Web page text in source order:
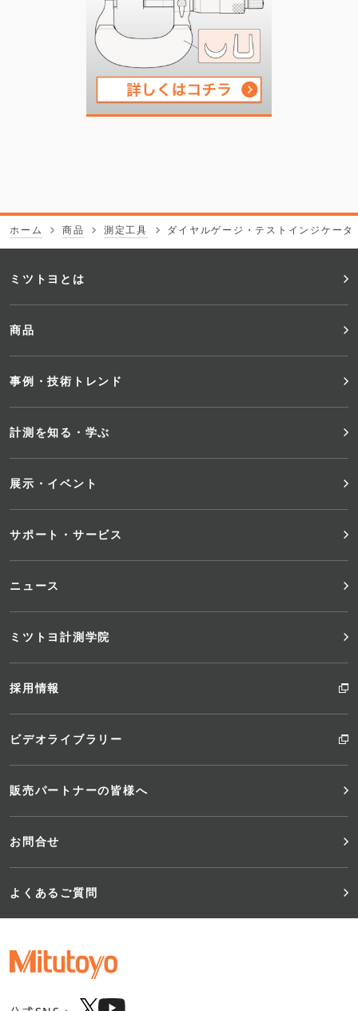
ホーム 商品 測定工具 ダイヤルゲージ・テストインジケー
フ
ッ
タ
ー
メ
ュ
ー
ミツトヨとは
商品
事例・技術トレンド
計測を知る・学ぶ
展示・イベント
サポート・サービス
ニュース
ミツトヨ計測学院
採用情報
ビデオライブラリー
販売パートナーの皆様へ
お問合せ
よくあるご質問